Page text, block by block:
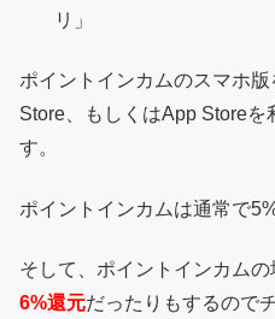
リ」
ポイントインカムのスマホ
Store、もしくはApp Store
す。
ポイントインカムは通常で
そして、ポイントインカムの
6%還元だったりもするので